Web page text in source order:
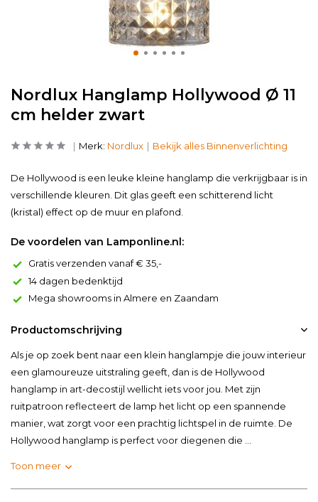
Nordlux Hanglamp Hollywood Ø 11
cm helder zwart
Merk: Nordlux Bekijk alles Binnenverlichting
De Hollywood is een leuke kleine hanglamp die verkrijgbaar is in
verschillende kleuren. Dit glas geeft een schitterend licht
(kristal) effect op de muur en plafond.
De voordelen van Lamponline.nl:
Gratis verzenden vanaf € 35,-
14 dagen bedenktijd
Mega showrooms in Almere en Zaandam
Productomschrijving
Als je op zoek bent naar een klein hanglampje die jouw interieur
een glamoureuze uitstraling geeft, dan is de Hollywood
hanglamp in art-decostijl wellicht iets voor jou. Met zijn
ruitpatroon reflecteert de lamp het licht op een spannende
manier, wat zorgt voor een prachtig lichtspel in de ruimte. De
Hollywood hanglamp is perfect voor diegenen die ...
Toon meer